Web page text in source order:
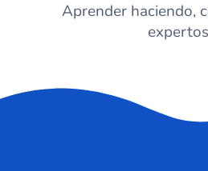
Aprender haciendo,